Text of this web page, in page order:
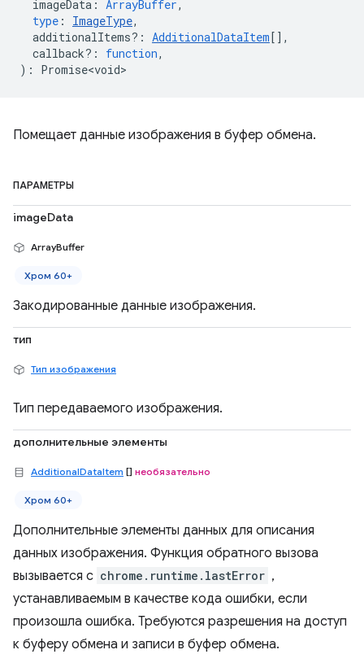
imageData : ArrayBuffer,
type : ImageType,
additionalItems? : AdditionalDataItem[],
callback? : function,
) : Promise<void>
Помещает данные изображения в буфер обмена.
ПАРАМЕТРЫ
imageData
ArrayBuffer
Хром 60+
Закодированные данные изображения.
тип
Тип изображения
Тип передаваемого изображения.
дополнительные элементы
AdditionalDataItem [] необязательно
Хром 60+
Дополнительные элементы данных для описания
данных изображения. Функция обратного вызова
вызывается с chrome.runtime.lastError ,
устанавливаемым в качестве кода ошибки, если
произошла ошибка. Требуются разрешения на доступ
к буферу обмена и записи в буфер обмена.